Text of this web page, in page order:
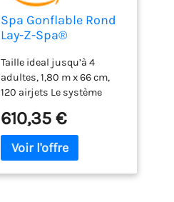
Spa Gonflable Rond
Lay-Z-Spa®
Motif Bois 2 à 4
Personnes, 180 x 66
cm
Taille ideal jusqu’à 4
adultes, 1,80 m x 66 cm,
120 airjets Le système
qui libèrent des bulles
depuis le fond du spa
gonflable pour créer un
610,35 €